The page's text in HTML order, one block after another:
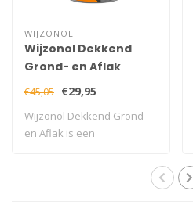
WIJZONOL
Wijzonol Dekkend
Grond- en Aflak
Halfglans
ml
€45,05 €29,95
Wijzonol Dekkend Grond-
en Aflak is een